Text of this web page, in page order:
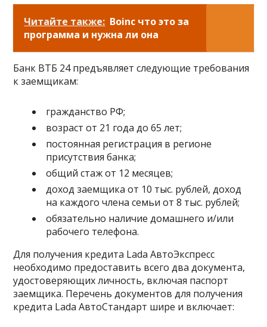
Читайте также: Boinc что это за
программа и нужна ли она
Банк ВТБ 24 предъявляет следующие требования
к заемщикам:
гражданство РФ;
возраст от 21 года до 65 лет;
постоянная регистрация в регионе
присутствия банка;
общий стаж от 12 месяцев;
доход заемщика от 10 тыс. рублей, доход
на каждого члена семьи от 8 тыс. рублей;
обязательно наличие домашнего и/или
рабочего телефона.
Для получения кредита Lada АвтоЭкспресс
необходимо предоставить всего два документа,
удостоверяющих личность, включая паспорт
заемщика. Перечень документов для получения
кредита Lada АвтоСтандарт шире и включает: